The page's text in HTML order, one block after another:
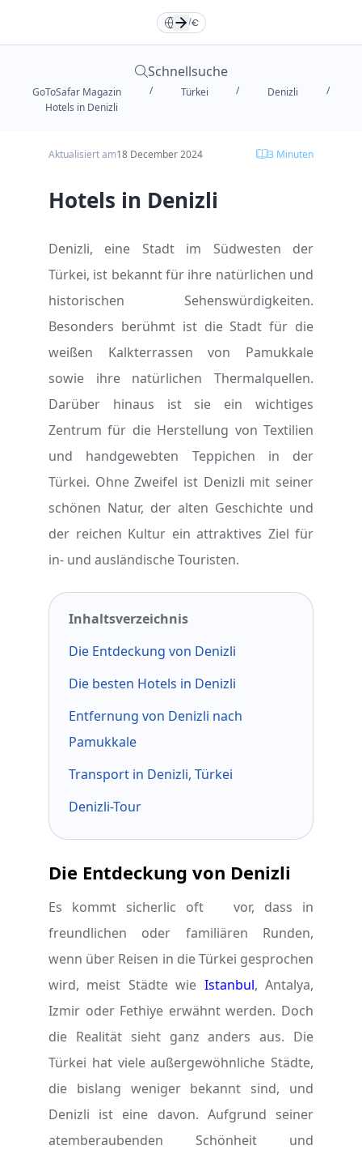
DE/€
TR English
فارسی FA العربية AR
Toman TL
GoToSafar Magazin / Türkei / Denizli
/
Hotels in Denizli
Schnellsuche
Aktualisiert am18 December 2024 3 Minuten
Hotels in Denizli
Denizli, eine Stadt im Südwesten der
Türkei, ist bekannt für ihre natürlichen und
historischen Sehenswürdigkeiten.
Besonders berühmt ist die Stadt für die
weißen Kalkterrassen von Pamukkale
sowie ihre natürlichen Thermalquellen.
Darüber hinaus ist sie ein wichtiges
Zentrum für die Herstellung von Textilien
und handgewebten Teppichen in der
Türkei. Ohne Zweifel ist Denizli mit seiner
schönen Natur, der alten Geschichte und
der reichen Kultur ein attraktives Ziel für
in- und ausländische Touristen.
Inhaltsverzeichnis
Die Entdeckung von Denizli
Die besten Hotels in Denizli
Entfernung von Denizli nach
Pamukkale
Transport in Denizli, Türkei
Denizli-Tour
Die Entdeckung von Denizli
Es kommt sicherlic oft
vor, dass in
freundlichen oder familiären Runden,
wenn über Reisen in die Türkei gesprochen
wird, meist Städte wie Istanbul, Antalya,
Izmir oder Fethiye erwähnt werden. Doch
die Realität sieht ganz anders aus. Die
Türkei hat viele außergewöhnliche Städte,
die bislang weniger bekannt sind, und
Denizli ist eine davon. Aufgrund seiner
atemberaubenden Schönheit und
TR English
فارسی FA العربية AR
Toman TL